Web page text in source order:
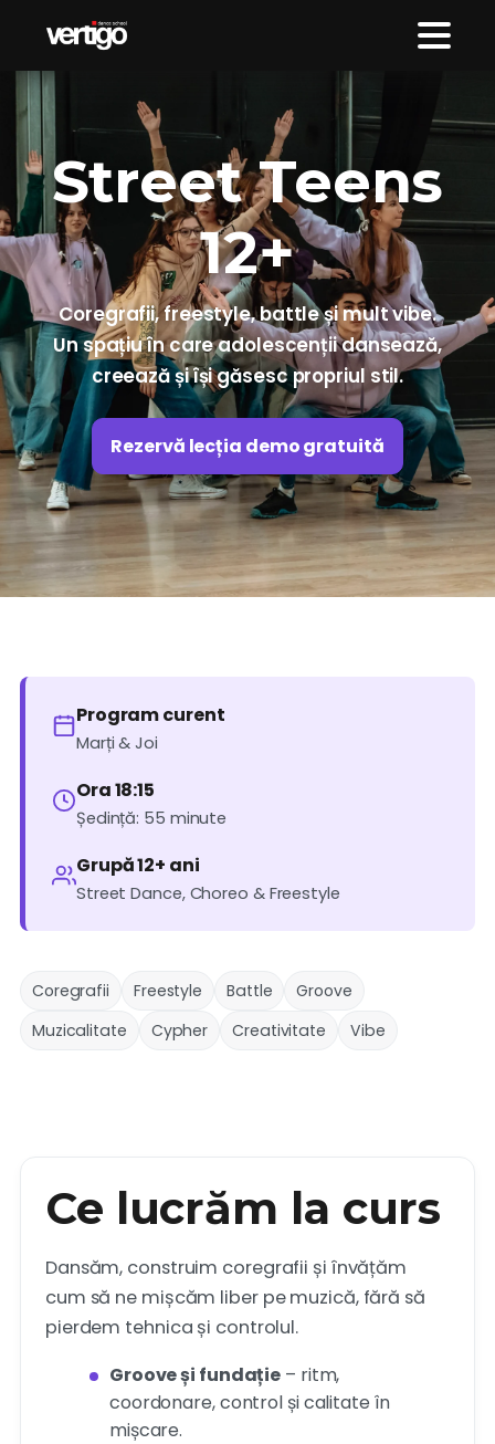
Street Teens
12+
Coregrafii, freestyle, battle și mult vibe.
Un spațiu în care adolescenții dansează,
creează și își găsesc propriul stil.
Rezervă lecția demo gratuită
Program curent
Marți & Joi
Ora 18:15
Ședință: 55 minute
Grupă 12+ ani
Street Dance, Choreo & Freestyle
Coregrafii Freestyle Battle
Groove
Muzicalitate
Cypher Creativitate Vibe
Ce lucrăm la curs
Dansăm, construim coregrafii și învățăm
cum să ne mișcăm liber pe muzică, fără să
pierdem tehnica și controlul.
Groove și fundație – ritm,
coordonare, control și calitate în
mișcare.